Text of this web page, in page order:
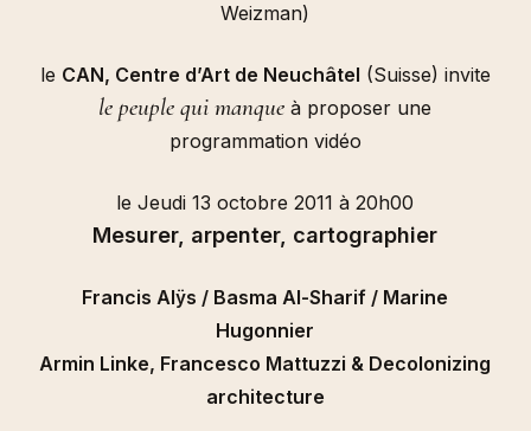
Weizman)
le CAN, Centre d’Art de Neuchâtel (Suisse) invite
le peuple qui manque à proposer une
programmation vidéo
le Jeudi 13 octobre 2011 à 20h00
Mesurer, arpenter, cartographier
Francis Alÿs / Basma Al-Sharif / Marine
Hugonnier
Armin Linke, Francesco Mattuzzi & Decolonizing
architecture